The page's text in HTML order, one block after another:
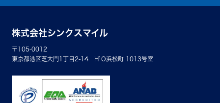
株式会社シンクスマイル
〒105-0012
東京都港区芝大門1丁目2-14 H¹O浜松町 1013号室